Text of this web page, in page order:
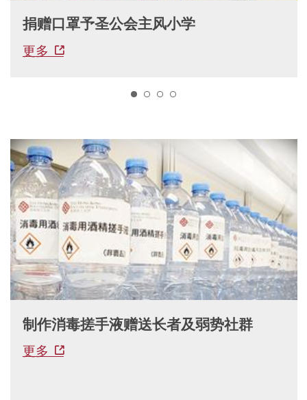
捐赠口罩予圣公会主风小学
更多
制作消毒搓手液赠送长者及弱势社群
更多